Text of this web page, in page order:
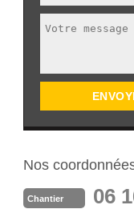
Nos
Chantier 06